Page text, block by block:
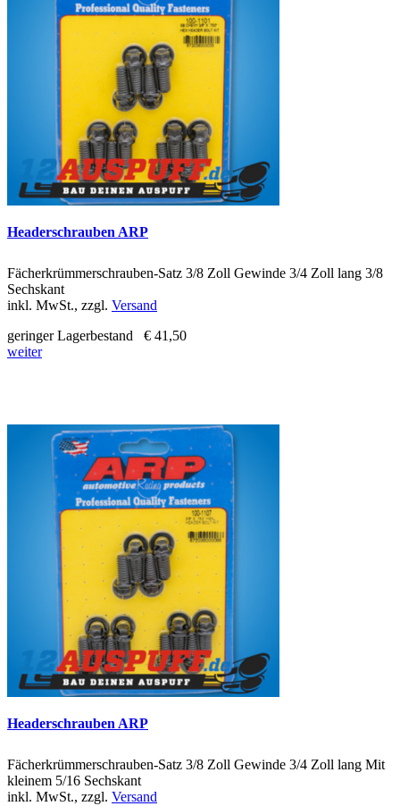
Headerschrauben ARP
Fächerkrümmerschrauben-Satz 3/8 Zoll Gewinde 3/4 Zoll lang 3/8
Sechskant
inkl. MwSt., zzgl. Versand
geringer Lagerbestand
€ 41,50
weiter
Headerschrauben ARP
Fächerkrümmerschrauben-Satz 3/8 Zoll Gewinde 3/4 Zoll lang Mit
kleinem 5/16 Sechskant
inkl. MwSt., zzgl. Versand